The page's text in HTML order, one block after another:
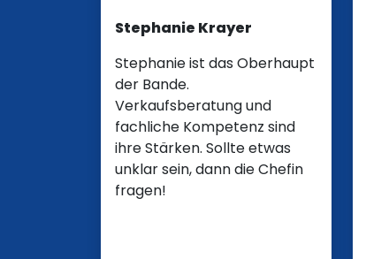
Stephanie Krayer
Stephanie ist das Oberhaupt
der Bande.
Verkaufsberatung und
fachliche Kompetenz sind
ihre Stärken. Sollte etwas
unklar sein, dann die Chefin
fragen!